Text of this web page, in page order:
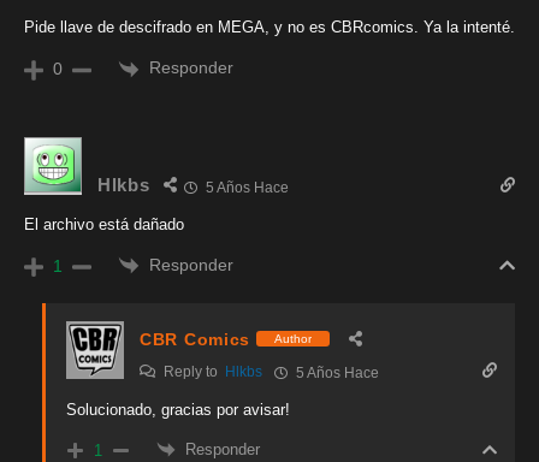
Pide llave de descifrado en MEGA, y no es CBRcomics. Ya la intenté.
0 Responder
Hlkbs 5 Años Hace
El archivo está dañado
1 Responder
CBR Comics Author
Reply to Hlkbs 5 Años Hace
Solucionado, gracias por avisar!
1 Responder